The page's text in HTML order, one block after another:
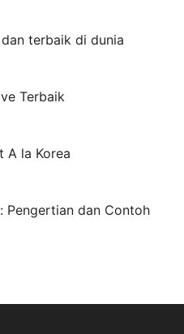
terbaik di dunia
Terbaik
A la Korea
Pengertian dan Contoh